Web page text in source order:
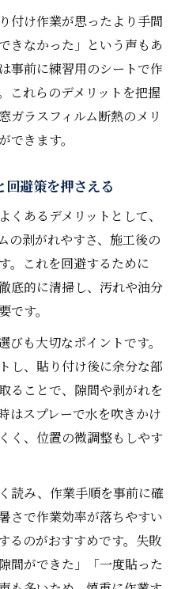
付け作業が思ったより手間
きなかった」という声もあ
事前に練習用のシートで作
これらのデメリットを把握
ガラスフィルム断熱のメリ
できます。
回避策を押さえる
あるデメリットとして、
の剥がれやすさ、施工後の
。これを回避するために
底的に清掃し、汚れや油分
す。
も大切なポイントです。
し、貼り付け後に余分な部
ることで、隙間や剥がれを
はスプレーで水を吹きかけ
く、位置の微調整もしやす
読み、作業手順を事前に確
さで作業効率が落ちやすい
るのがおすすめです。失敗
間ができた」「一度貼った